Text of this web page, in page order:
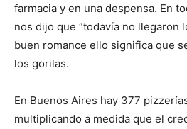
farmacia y en una despensa. En
nos dijo que “todavía no llegaron
buen romance ello significa que
los gorilas.
En Buenos Aires hay 377
multiplicando a medida que el